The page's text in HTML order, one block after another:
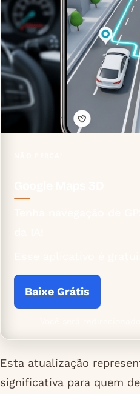
Baixe Grátis
Esta atualização
significativa para quem